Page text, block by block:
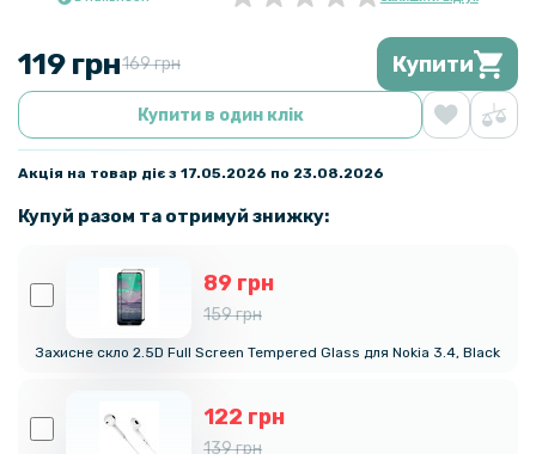
119 грн169 грн Купити
Купити в один клік
Акція на товар діє з 17.05.2026 по 23.08.2026
Купуй разом та отримуй знижку:
89 грн
159 грн
Захисне скло 2.5D Full Screen Tempered Glass для Nokia 3.4, Black
122 грн
139 грн